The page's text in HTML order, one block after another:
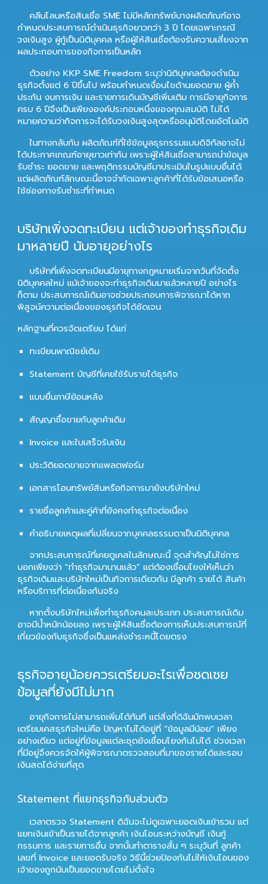
คลีนโลนหรือสินเชื่อ SME ไม่มีหลักทรัพย์บางผลิตภัณฑ์อาจ
กำหนดประสบการณ์ดำเนินธุรกิจยาวกว่า 3 ปี โดยเฉพาะกรณี
วงเงินสูง ผู้กู้เป็นนิติบุคคล หรือผู้ให้สินเชื่อต้องรับความเสี่ยงจาก
ผลประกอบการของกิจการเป็นหลัก
ตัวอย่าง KKP SME Freedom ระบุว่านิติบุคคลต้องดำเนิน
ธุรกิจตั้งแต่ 6 ปีขึ้นไป พร้อมกำหนดเงื่อนไขด้านยอดขาย ผู้ค้ำ
ประกัน งบการเงิน และรายการเดินบัญชีเพิ่มเติม การมีอายุกิจการ
ครบ 6 ปีจึงเป็นเพียงองค์ประกอบหนึ่งของคุณสมบัติ ไม่ได้
หมายความว่ากิจการจะได้รับวงเงินสูงสุดหรืออนุมัติโดยอัตโนมัติ
ในทางกลับกัน ผลิตภัณฑ์ที่ใช้ข้อมูลธุรกรรมแบบดิจิทัลอาจไม่
ได้ประกาศเกณฑ์อายุยาวเท่ากัน เพราะผู้ให้สินเชื่อสามารถนำข้อมูล
รับชำระ ยอดขาย และพฤติกรรมบัญชีมาประเมินในรูปแบบอื่นได้
แต่ผลิตภัณฑ์ลักษณะนี้อาจจำกัดเฉพาะลูกค้าที่ได้รับข้อเสนอหรือ
ใช้ช่องทางรับชำระที่กำหนด
บริษัทเพิ่งจดทะเบียน แต่เจ้าของทำธุรกิจเดิม
มาหลายปี นับอายุอย่างไร
บริษัทที่เพิ่งจดทะเบียนมีอายุทางกฎหมายเริ่มจากวันที่จัดตั้ง
นิติบุคคลใหม่ แม้เจ้าของจะทำธุรกิจเดิมมาแล้วหลายปี อย่างไร
ก็ตาม ประสบการณ์เดิมอาจช่วยประกอบการพิจารณาได้หาก
พิสูจน์ความต่อเนื่องของธุรกิจได้ชัดเจน
หลักฐานที่ควรจัดเตรียม ได้แก่
ทะเบียนพาณิชย์เดิม
Statement บัญชีที่เคยใช้รับรายได้ธุรกิจ
แบบยื่นภาษีย้อนหลัง
สัญญาซื้อขายกับลูกค้าเดิม
Invoice และใบเสร็จรับเงิน
ประวัติยอดขายจากแพลตฟอร์ม
เอกสารโอนทรัพย์สินหรือกิจการมายังบริษัทใหม่
รายชื่อลูกค้าและคู่ค้าที่ยังคงทำธุรกิจต่อเนื่อง
คำอธิบายเหตุผลที่เปลี่ยนจากบุคคลธรรมดาเป็นนิติบุคคล
จากประสบการณ์ที่เคยดูเคสในลักษณะนี้ จุดสำคัญไม่ใช่การ
บอกเพียงว่า “ทำธุรกิจมานานแล้ว” แต่ต้องเชื่อมโยงให้เห็นว่า
ธุรกิจเดิมและบริษัทใหม่เป็นกิจการเดียวกัน มีลูกค้า รายได้ สินค้า
หรือบริการที่ต่อเนื่องกันจริง
หากตั้งบริษัทใหม่เพื่อทำธุรกิจคนละประเภท ประสบการณ์เดิม
อาจมีน้ำหนักน้อยลง เพราะผู้ให้สินเชื่อต้องการเห็นประสบการณ์ที่
เกี่ยวข้องกับธุรกิจซึ่งเป็นแหล่งชำระหนี้โดยตรง
ธุรกิจอายุน้อยควรเตรียมอะไรเพื่อชดเชย
ข้อมูลที่ยังมีไม่มาก
อายุกิจการไม่สามารถเพิ่มได้ทันที แต่สิ่งที่ดิฉันมักพบเวลา
เตรียมเคสธุรกิจใหม่คือ ปัญหาไม่ได้อยู่ที่ “ข้อมูลมีน้อย” เพียง
อย่างเดียว แต่อยู่ที่ข้อมูลแต่ละชุดยังเชื่อมโยงกันไม่ได้ ช่วงเวลา
ที่มีอยู่จึงควรจัดให้ผู้พิจารณาตรวจสอบที่มาของรายได้และรอบ
เงินสดได้ง่ายที่สุด
Statement ที่แยกธุรกิจกับส่วนตัว
เวลาตรวจ Statement ดิฉันจะไม่ดูเฉพาะยอดเงินเข้ารวม แต่
แยกเงินเข้าเป็นรายได้จากลูกค้า เงินโอนระหว่างบัญชี เงินกู้
กรรมการ และรายการอื่น จากนั้นทำตารางสั้น ๆ ระบุวันที่ ลูกค้า
เลขที่ Invoice และยอดรับจริง วิธีนี้ช่วยป้องกันไม่ให้เงินโอนของ
เจ้าของถูกนับเป็นยอดขายโดยไม่ตั้งใจ